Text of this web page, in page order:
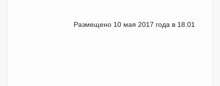
Размещено 10 мая 2017 года в 18.01